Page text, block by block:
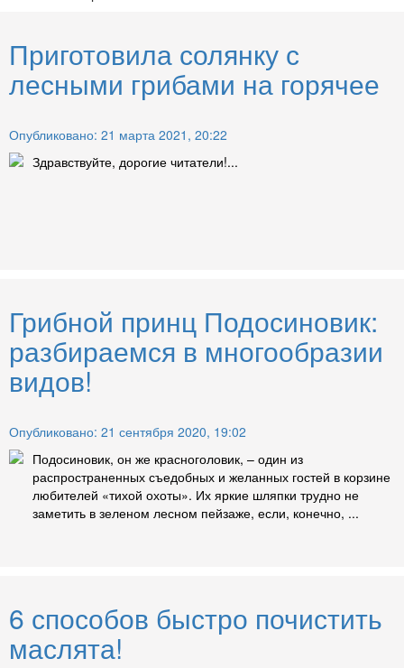
Приготовила солянку с
лесными грибами на горячее
Опубликовано: 21 марта 2021, 20:22
Здравствуйте, дорогие читатели!...
Грибной принц Подосиновик:
разбираемся в многообразии
видов!
Опубликовано: 21 сентября 2020, 19:02
Подосиновик, он же красноголовик, – один из
распространенных съедобных и желанных гостей в корзине
любителей «тихой охоты». Их яркие шляпки трудно не
заметить в зеленом лесном пейзаже, если, конечно, ...
6 способов быстро почистить
маслята!